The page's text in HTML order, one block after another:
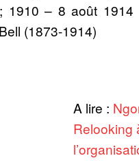
1910 – 8 août 1914
(1873-1914)
A lire :
Relooking